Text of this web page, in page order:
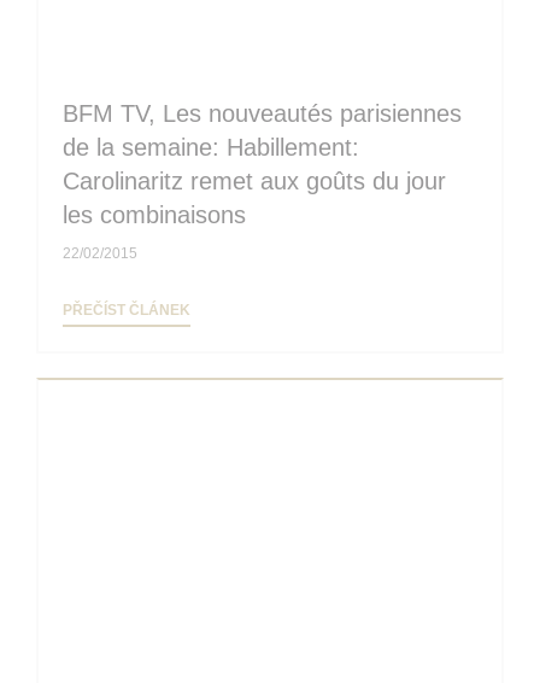
BFM TV, Les nouveautés parisiennes
de la semaine: Habillement:
Carolinaritz remet aux goûts du jour
les combinaisons
22/02/2015
PŘEČÍST ČLÁNEK